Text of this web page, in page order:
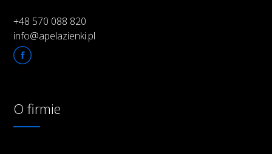
+48 570 088 820
info@apelazienki.pl
O firmie